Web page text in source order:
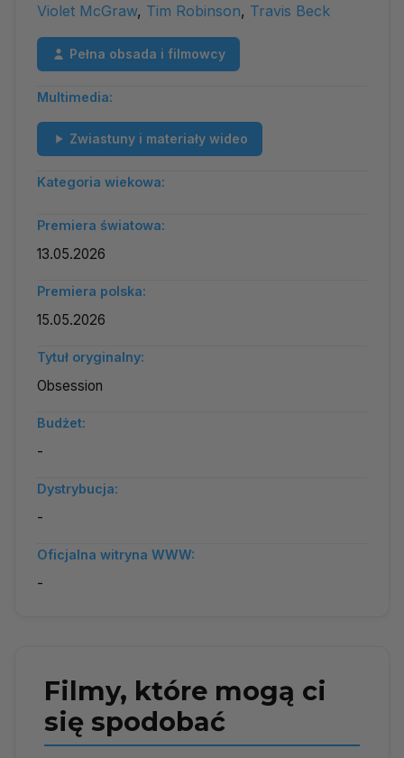
Violet McGraw, Tim Robinson, Travis Beck
Pełna obsada i filmowcy
Multimedia:
Zwiastuny i materiały wideo
Kategoria wiekowa:
Premiera światowa:
13.05.2026
Premiera polska:
15.05.2026
Tytuł oryginalny:
Obsession
Budżet:
-
Dystrybucja:
-
Oficjalna witryna WWW:
-
Filmy, które mogą ci
się spodobać